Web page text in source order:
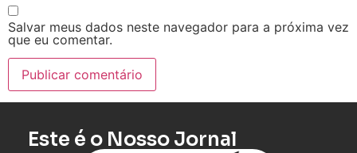
Salvar meus dados neste navegador para a próxima vez
que eu comentar.
Este é o Nosso Jornal